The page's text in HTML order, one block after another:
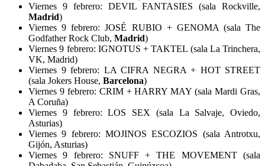
Viernes 9 febrero: DEVIL FANTASIES (sala Rockville,
Madrid)
Viernes 9 febrero: JOSÉ RUBIO + GENOMA (sala The
Godfather Rock Club, Madrid)
Viernes 9 febrero: IGNOTUS + TAKTEL (sala La Trinchera,
VK, Madrid)
Viernes 9 febrero: LA CIFRA NEGRA + HOT STREET
(sala Jokers House, Barcelona)
Viernes 9 febrero: CRIM + HARRY MAY (sala Mardi Gras,
A Coruña)
Viernes 9 febrero: LOS SEX (sala La Salvaje, Oviedo,
Asturias)
Viernes 9 febrero: MOJINOS ESCOZIOS (sala Antrotxu,
Gijón, Asturias)
Viernes 9 febrero: SNUFF + THE MOVEMENT (sala